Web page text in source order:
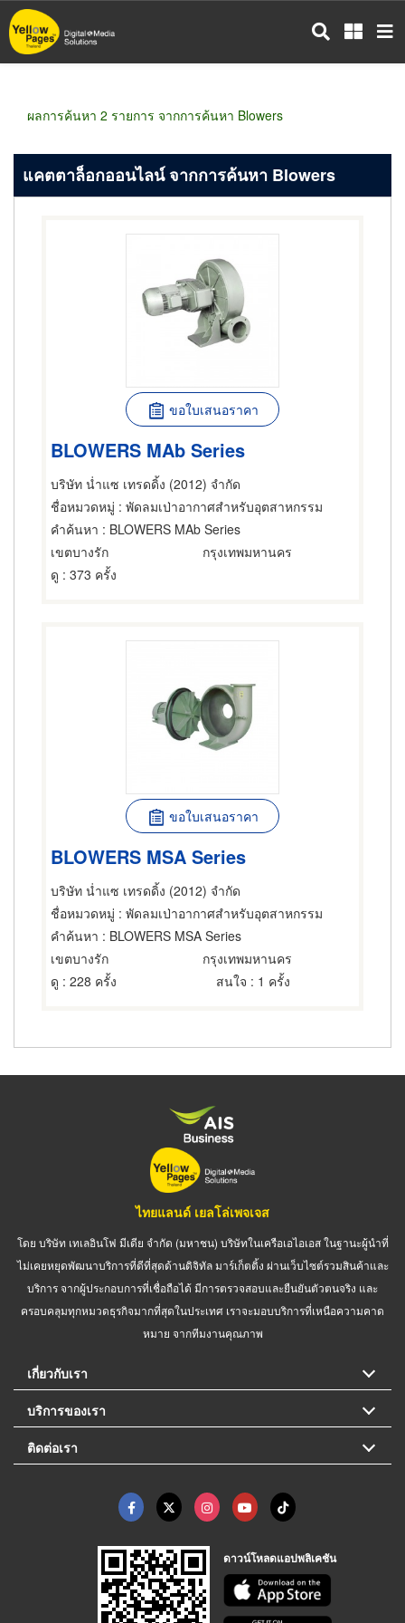
ข้าม
ไป
ผลการค้นหา 2 รายการ จากการค้นหา Blowers
แคตตาล็อกออนไลน์ จากการค้นหา Blowers
ขอใบเสนอราคา
BLOWERS MAb Series
บริษัท น่ำแซ เทรดดิ้ง (2012) จำกัด
ชื่อหมวดหมู่ : พัดลมเป่าอากาศสำหรับอุตสาหกรรม
คำค้นหา : BLOWERS MAb Series
เขตบางรัก
กรุงเทพมหานคร
ดู : 373 ครั้ง
ขอใบเสนอราคา
BLOWERS MSA Series
บริษัท น่ำแซ เทรดดิ้ง (2012) จำกัด
ชื่อหมวดหมู่ : พัดลมเป่าอากาศสำหรับอุตสาหกรรม
คำค้นหา : BLOWERS MSA Series
เขตบางรัก
กรุงเทพมหานคร
ดู : 228 ครั้ง สนใจ : 1 ครั้ง
ไทยแลนด์ เยลโล่เพจเจส
โดย บริษัท เทเลอินโฟ มีเดีย จำกัด (มหาชน) บริษัทในเครือเอไอเอส ในฐานะผู้นำที่
ไม่เคยหยุดพัฒนาบริการที่ดีที่สุดด้านดิจิทัล มาร์เก็ตติ้ง ผ่านเว็บไซต์รวมสินค้าและ
บริการ จากผู้ประกอบการที่เชื่อถือได้ มีการตรวจสอบและยืนยันตัวตนจริง และ
ครอบคลุมทุกหมวดธุรกิจมากที่สุดในประเทศ เราจะมอบบริการที่เหนือความคาด
หมาย จากทีมงานคุณภาพ
เกี่ยวกับเรา
บริการของเรา
ติดต่อเรา
ดาวน์โหลดแอปพลิเคชัน